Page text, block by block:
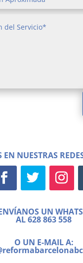
EN NUESTRAS
UN
AL628 863 558
O UN E-MAIL A: